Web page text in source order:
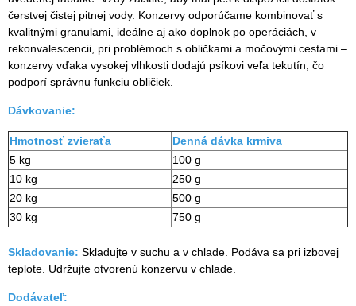
čerstvej čistej pitnej vody. Konzervy odporúčame kombinovať s
kvalitnými granulami, ideálne aj ako doplnok po operáciách, v
rekonvalescencii, pri problémoch s obličkami a močovými cestami –
konzervy vďaka vysokej vlhkosti dodajú psíkovi veľa tekutín, čo
podporí správnu funkciu obličiek.
Dávkovanie:
Hmotnosť zvieraťa
Denná dávka krmiva
5 kg
100 g
10 kg
250 g
20 kg
500 g
30 kg
750 g
Skladovanie: Skladujte v suchu a v chlade. Podáva sa pri izbovej
teplote. Udržujte otvorenú konzervu v chlade.
Dodávateľ: